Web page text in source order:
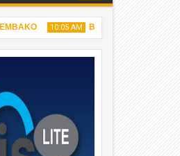
10:05 AM
29 Apr
2026
BERBAGI TAKJIL